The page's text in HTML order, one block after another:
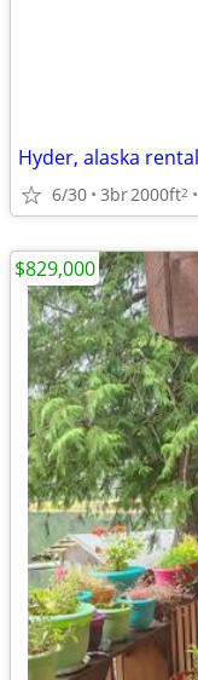
Hyder, alaska rental
6/30 3br2000ft2
$829,000